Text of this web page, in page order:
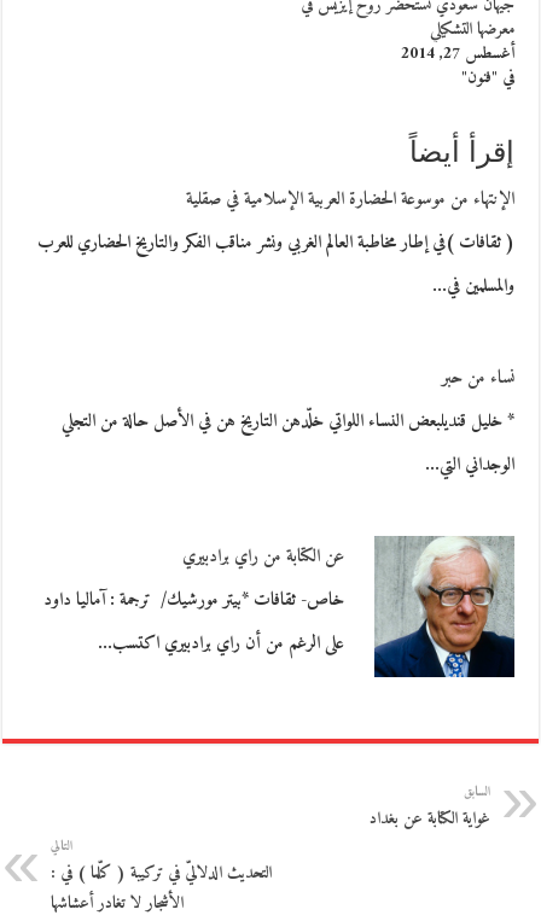
معرضها التشكيلي
أغسطس 27, 2014
في "فنون"
إقرأ أيضاً
الإنتهاء من موسوعة الحضارة العربية الإسلامية في صقلية
( ثقافات )في إطار مخاطبة العالم الغربي ونشر مناقب الفكر والتاريخ الحضاري للعرب
والمسلمين في…
نساء من حبر
* خليل قنديلبعض النساء اللواتي خلّدهن التاريخ هن في الأصل حالة من التجلي
الوجداني التي…
عن الكتابة من راي برادبيري
خاص- ثقافات *بيتر مورشيك/ ترجمة : آماليا داود
على الرغم من أن راي برادبيري اكتسب…
السابق
غواية الكتابة عن بغداد
التالي
التحديث الدلاليّ في تركيبة ( كلّما ) في :
الأشجار لا تغادر أعشاشها